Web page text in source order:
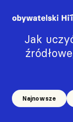
Jak
Najnowsze